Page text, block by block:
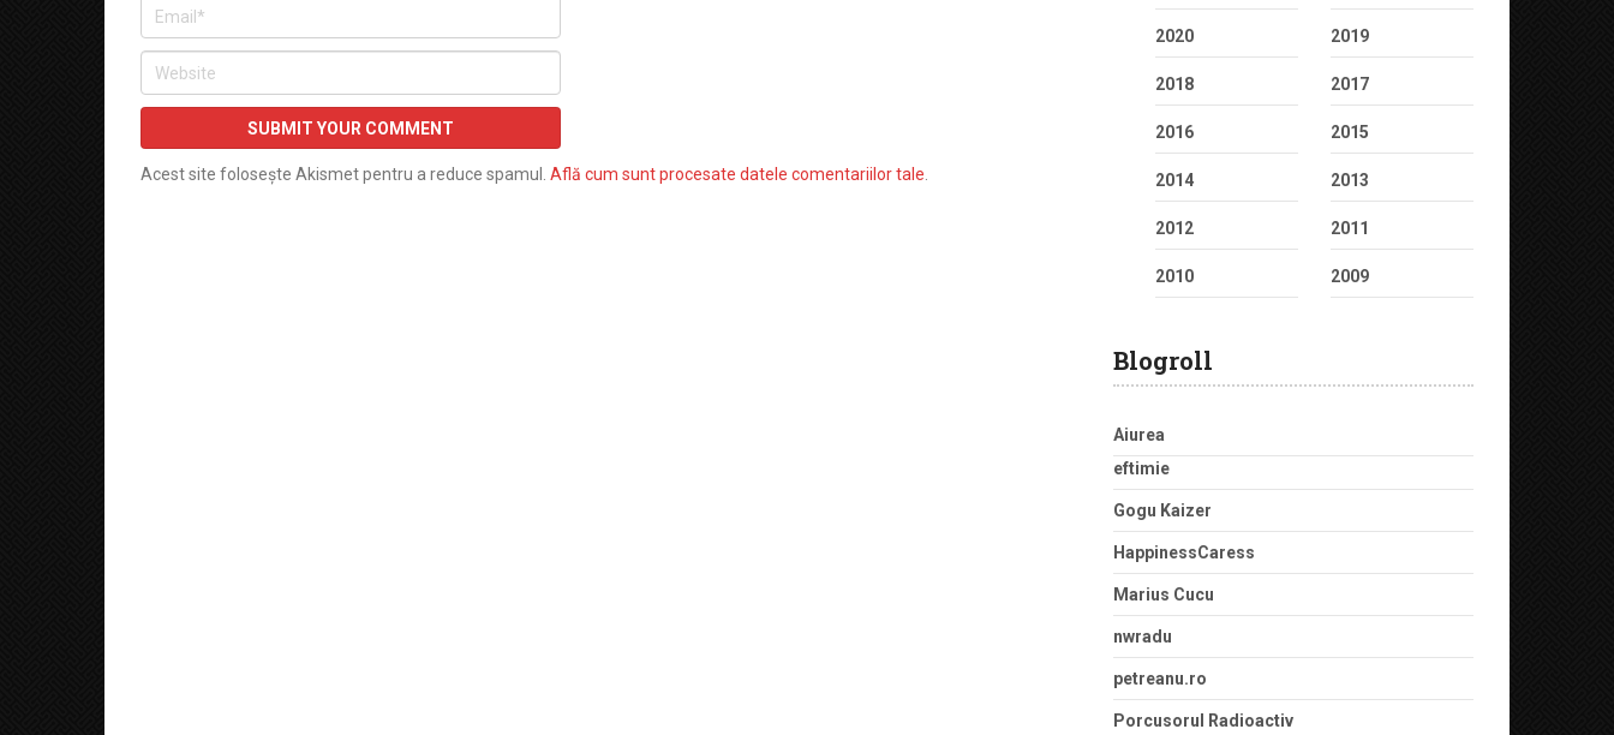
Acest site folosește Akismet pentru a reduce spamul. Află cum sunt procesate datele comentariilor tale
2020 2019
2018 2017
2016 2015
2014 2013
2012 2011
2010 2009
Blogroll
Aiurea
eftimie
Gogu Kaizer
HappinessCaress
Marius Cucu
nwradu
petreanu.ro
Porcusorul Radioactiv